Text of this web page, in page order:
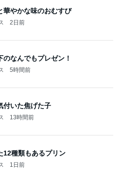
華やかな味のおむすび
2日前
のなんでもプレゼン！
5時間前
付いた焦げた子
13時間前
12種類もあるプリン
1日前